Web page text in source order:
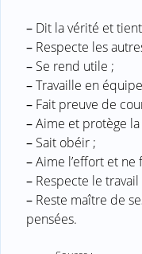
– Dit la vérité et
– Respecte les
– Se rend utile ;
–Travaille en
– Fait preuve de
–Aime et protège
– Sait obéir ;
–Aime l’effort et
– Respecte le
– Reste maître de
pensées.